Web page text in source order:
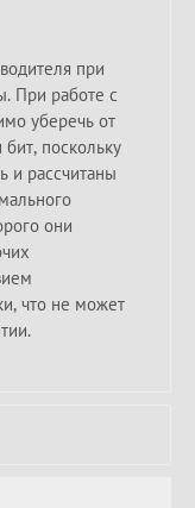
при
При работе с
уберечь от
поскольку
и рассчитаны
они
что не может